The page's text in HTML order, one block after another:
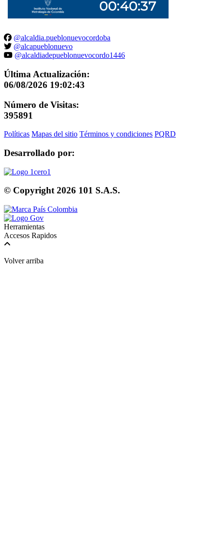
@alcaldia.pueblonuevocordoba
@alcapueblonuevo
@alcaldiadepueblonuevocordo1446
Última Actualización:
06/08/2026 19:02:43
Número de Visitas:
395891
Políticas Mapas del sitio Términos y condiciones PQRD
Desarrollado por:
© Copyright2026 101 S.A.S.
Herramientas
Accesos Rapidos
Volver arriba